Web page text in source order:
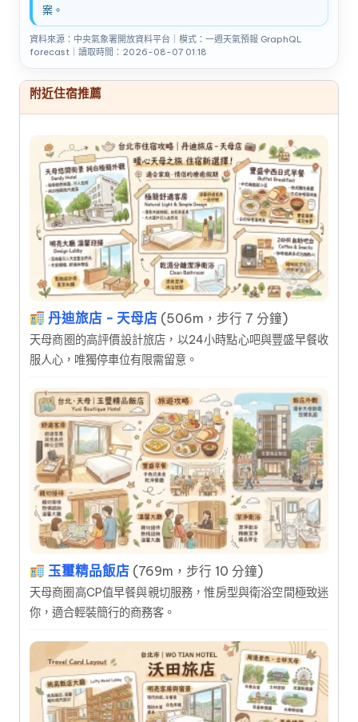
案。
資料來源：中央氣象署開放資料平台｜模式：一週天氣預報 GraphQL
forecast｜讀取時間：2026-08-07 01:18
附近住宿推薦
丹迪旅店 - 天母店 (506m，步行 7 分鐘)
天母商圈的高評價設計旅店，以24小時點心吧與豐盛早餐收
服人心，唯獨停車位有限需留意。
玉璽精品飯店 (769m，步行 10 分鐘)
天母商圈高CP值早餐與親切服務，惟房型與衛浴空間極致迷
你，適合輕裝簡行的商務客。